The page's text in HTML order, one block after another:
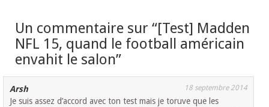
Un commentaire sur “[Test] Madden
NFL 15, quand le football américain
envahit le salon”
Arsh 18 septembre 2014
Je suis assez d’accord avec ton test mais je toruve que les